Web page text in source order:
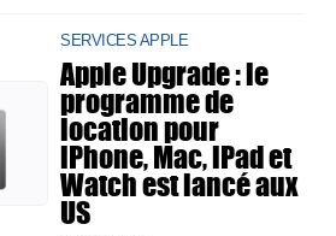
SERVICES APPLE
Apple Upgrade : le
programme de
location pour
iPhone, Mac, iPad et
Watch est lancé aux
US